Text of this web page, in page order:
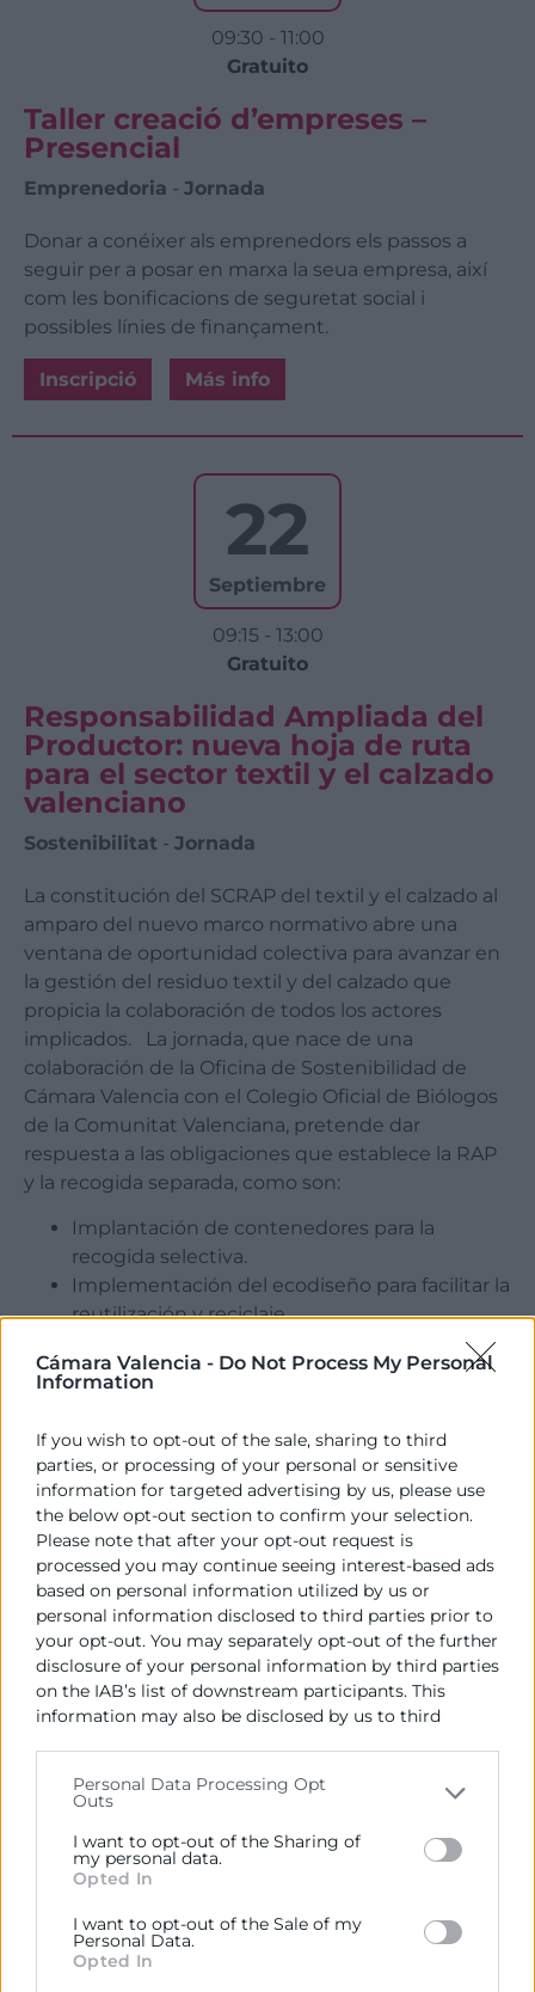
Cámara Valencia - Do Not Process My Personal
Information
If you wish to opt-out of the sale, sharing to third
parties, or processing of your personal or sensitive
information for targeted advertising by us, please use
the below opt-out section to confirm your selection.
Please note that after your opt-out request is
processed you may continue seeing interest-based ads
based on personal information utilized by us or
personal information disclosed to third parties prior to
your opt-out. You may separately opt-out of the further
disclosure of your personal information by third parties
on the IAB’s list of downstream participants. This
information may also be disclosed by us to third
Please note that this website/app uses one or more
Google services and may gather and store information
including but not limited to your visit or usage
behaviour. You may click to grant or deny consent to
below specified purposes in below Google consent
section.
Personal Data Processing Opt
Outs
I want to opt-out of the Sharing of
my personal data.
Opted In
I want to opt-out of the Sale of my
Personal Data.
Opted In
09:30 - 11:00
Gratuito
Taller creació d’empreses –
Presencial
Emprenedoria - Jornada
Donar a conéixer als emprenedors els passos a
seguir per a posar en marxa la seua empresa, així
com les bonificacions de seguretat social i
possibles línies de finançament.
Inscripció Más info
22
Septiembre
09:15 - 13:00
Gratuito
Responsabilidad Ampliada del
Productor: nueva hoja de ruta
para el sector textil y el calzado
valenciano
Sostenibilitat - Jornada
La constitución del SCRAP del textil y el calzado al
amparo del nuevo marco normativo abre una
ventana de oportunidad colectiva para avanzar en
la gestión del residuo textil y del calzado que
propicia la colaboración de todos los actores
implicados. La jornada, que nace de una
colaboración de la Oficina de Sostenibilidad de
Cámara Valencia con el Colegio Oficial de Biólogos
de la Comunitat Valenciana, pretende dar
respuesta a las obligaciones que establece la RAP
y la recogida separada, como son:
Implantación de contenedores para la
recogida selectiva.
Implementación del ecodiseño para facilitar la
reutilización y reciclaje.
La financiación total de los costes de
y reciclaje.
Control de los marketplaces para que
cumplan con los objetivos de la RAP.
Fomento de la gestión colaborativa entre
entidades sociales y gestores autorizados.
Inscripció Más info
01
-
GoDigital 2026
Comerç - Tics i Digitalització